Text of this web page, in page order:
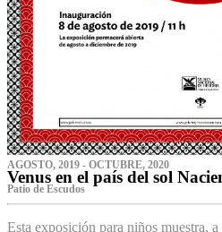
AGOSTO, 2019 - OCTUBRE, 2020
Venus en el país del sol
P‌atio de Escudos
Esta exposición para niños muestra,